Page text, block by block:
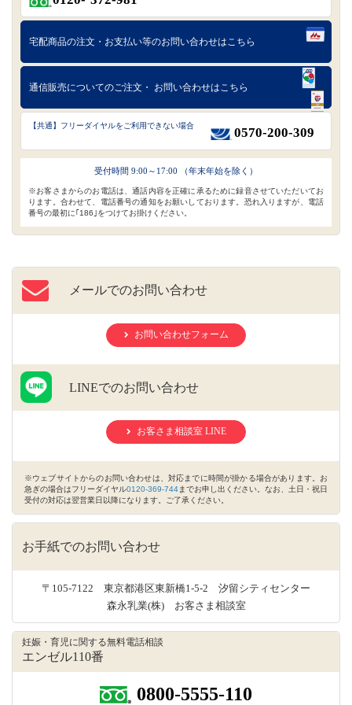
宅配商品の注文・お支払い等のお問い合わせはこちら
通信販売についてのご注文・ お問い合わせはこちら
【共通】フリーダイヤルをご利用できない場合 0570-200-309
受付時間 9:00～17:00 （年末年始を除く）
※お客さまからのお電話は、通話内容を正確に承るために録音させていただいてお
ります。合わせて、電話番号の通知をお願いしております。恐れ入りますが、電話
番号の最初に｢186｣をつけてお掛けください。
メールでのお問い合わせ
お問い合わせフォーム
LINEでのお問い合わせ
お客さま相談室 LINE
※ウェブサイトからのお問い合わせは、対応までに時間が掛かる場合があります。お
急ぎの場合はフリーダイヤル0120-369-744までお申し出ください。なお、土日・祝日
受付の対応は翌営業日以降になります。ご了承ください。
お手紙でのお問い合わせ
〒105-7122 東京都港区東新橋1-5-2 汐留シティセンター
森永乳業(株) お客さま相談室
妊娠・育児に関する無料電話相談
エンゼル110番
0800-5555-110